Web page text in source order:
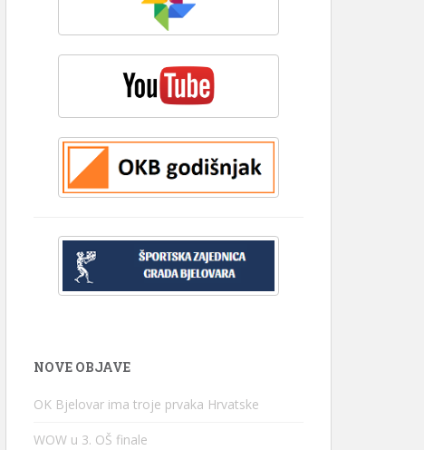
NOVE OBJAVE
OK Bjelovar ima troje prvaka Hrvatske
WOW u 3. OŠ finale